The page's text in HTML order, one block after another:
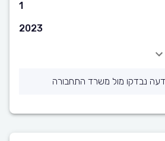
1
2023
נבדקו מול משרד התחבורה